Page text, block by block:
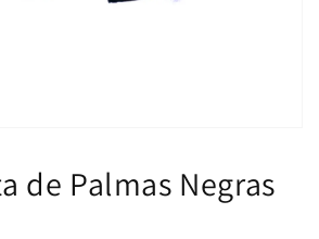
de Palmas Negras